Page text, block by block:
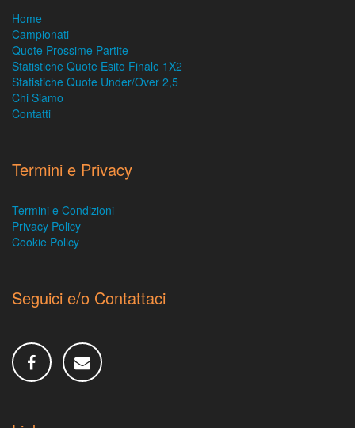
Home
Campionati
Quote Prossime Partite
Statistiche Quote Esito Finale 1X2
Statistiche Quote Under/Over 2,5
Chi Siamo
Contatti
Termini e Privacy
Termini e Condizioni
Privacy Policy
Cookie Policy
Seguici e/o Contattaci